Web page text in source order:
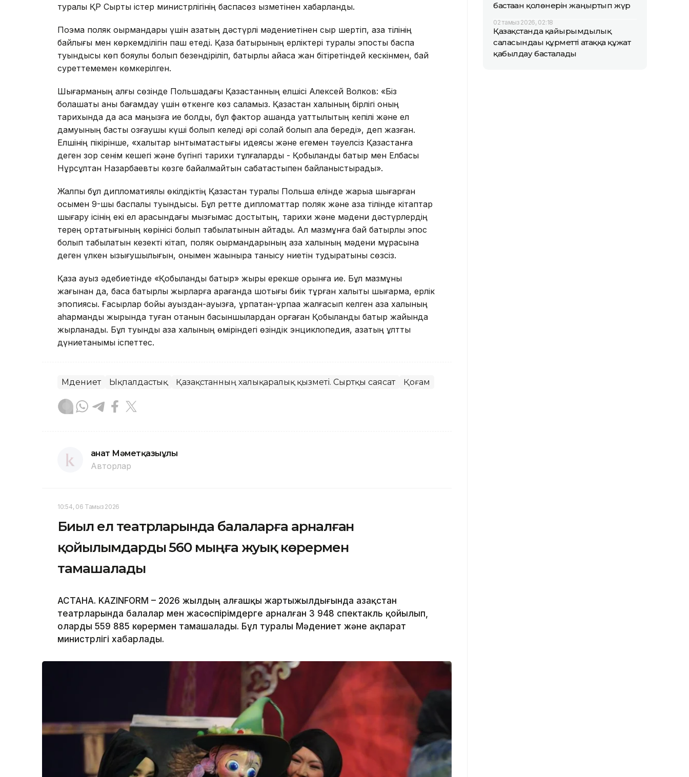
туралы ҚР Сыртқы істер министрлігінің баспасөз қызметінен хабарланды.
Поэма поляк оқырмандары үшін қазақтың дәстүрлі мәдениетінен сыр шертіп, қазақ тілінің
байлығы мен көркемділігін паш етеді. Қазақ батырының ерліктері туралы эпостық баспа
туындысы көп бояулы болып безендіріліп, батырлық айқасқа жан бітіретіндей кескінмен, бай
суреттемемен көмкерілген.
Шығарманың алғы сөзінде Польшадағы Қазақстанның елшісі Алексей Волков: «Біз
болашақты анық бағамдау үшін өткенге көз саламыз. Қазақстан халқының бірлігі оның
тарихында да аса маңызға ие болды, бұл фактор қашанда қуаттылықтың кепілі және ел
дамуының басты қозғаушы күші болып келеді әрі солай болып қала береді», деп жазған.
Елшінің пікірінше, «халықтар ынтымақтастығы идеясы және егемен тәуелсіз Қазақстанға
деген зор сенім кешегі және бүгінгі тарихи тұлғаларды - Қобыланды батыр мен Елбасы
Нұрсұлтан Назарбаевты көзге байқалмайтын сабақтастықпен байланыстырады».
Жалпы бұл дипломатиялық өкілдіктің Қазақстан туралы Польша елінде жарыққа шығарған
осымен 9-шы баспалық туындысы. Бұл ретте дипломаттар поляк және қазақ тілінде кітаптар
шығару ісінің екі ел арасындағы мызғымас достықтың, тарихи және мәдени дәстүрлердің
терең ортақтығының көрінісі болып табылатынын айтады. Ал мазмұнға бай батырлық эпос
болып табылатын кезекті кітап, поляк оқырмандарының қазақ халқының мәдени мұрасына
деген үлкен қызығушылығын, онымен жақынырақ танысу ниетін тудыратыны сөзсіз.
Қазақ ауыз әдебиетінде «Қобыланды батыр» жыры ерекше орынға ие. Бұл мазмұны
жағынан да, басқа батырлық жырларға қарағанда шоқтығы биік тұрған халықтық шығарма, ерлік
эпопиясы. Ғасырлар бойы ауыздан-ауызға, ұрпақтан-ұрпаққа жалғасып келген қазақ халқының
қаһармандық жырында туған отанын басқыншылардан қорғаған Қобыланды батыр жайында
жырланады. Бұл туынды қазақ халқының өміріндегі өзіндік энциклопедия, қазақтың ұлттық
дүниетанымы іспеттес.
Мәдениет Ықпалдастық Қазақстанның халықаралық қызметі. Сыртқы саясат Қоғам
Қанат Мәметқазыұлы
Авторлар
10:54, 06 Тамыз 2026
Биыл ел театрларында балаларға арналған
қойылымдарды 560 мыңға жуық көрермен
тамашалады
АСТАНА. KAZINFORM – 2026 жылдың алғашқы жартыжылдығында Қазақстан
театрларында балалар мен жасөспірімдерге арналған 3 948 спектакль қойылып,
оларды 559 885 көрермен тамашалады. Бұл туралы Мәдениет және ақпарат
министрлігі хабарлады.
бастаған қолөнерін жаңғыртып жүр
02 тамыз 2026, 02:18
Қазақстанда қайырымдылық
саласындағы құрметті атаққа құжат
қабылдау басталады